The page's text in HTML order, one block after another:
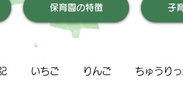
保育園の特徴 子
いちご りんご ちゅうり